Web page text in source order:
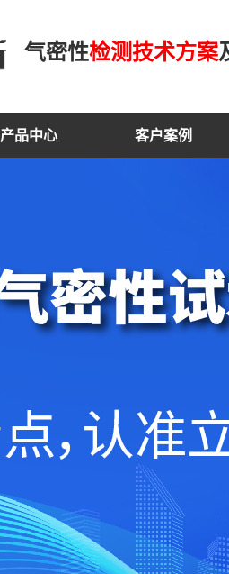
气密性检测技术方案
产品中心 客户案例